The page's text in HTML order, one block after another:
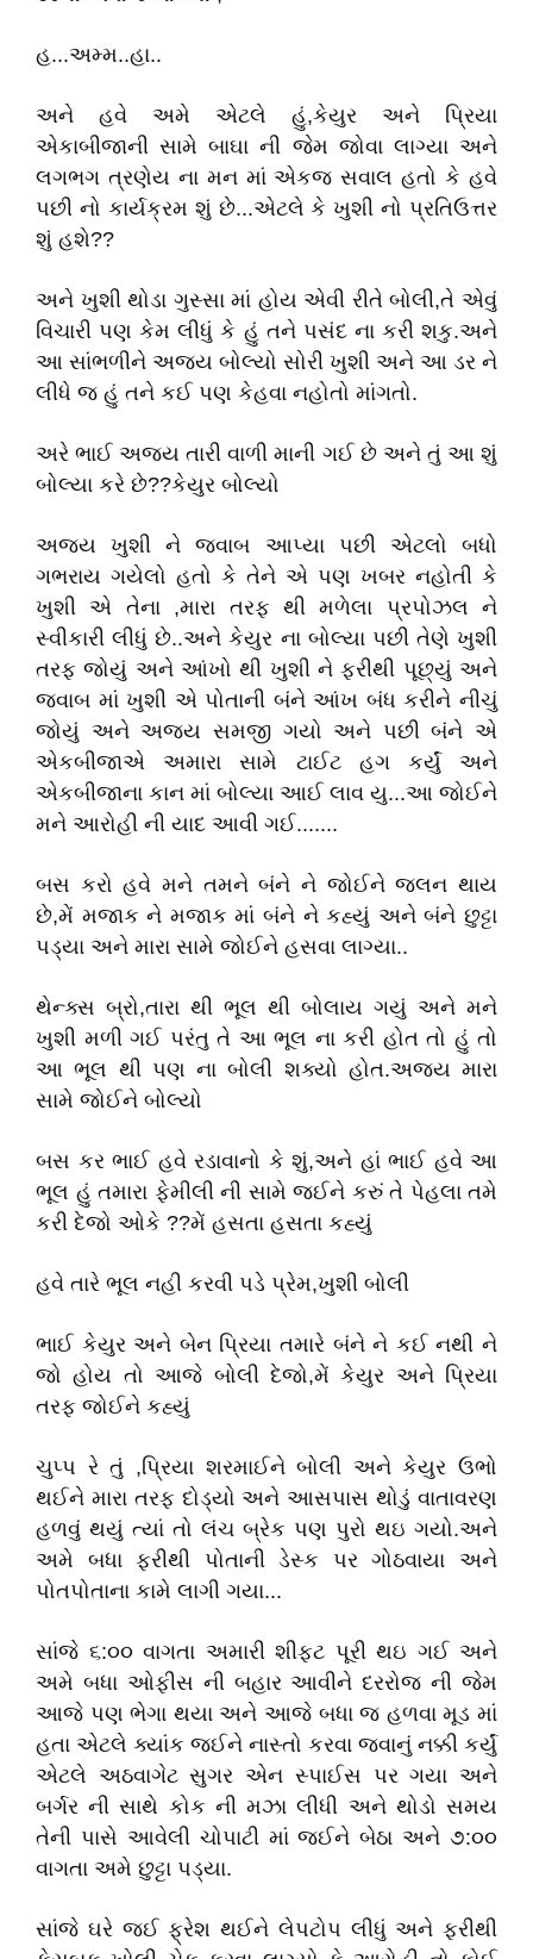
હ...અમ્મ..હા..
અને હવે અમે એટલે હું,કેયુર અને પ્રિયા
એકાબીજાની સામે બાઘા ની જેમ જોવા લાગ્યા અને
લગભગ ત્રણેય ના મન માં એકજ સવાલ હતો કે હવે
પછી નો કાર્યક્રમ શું છે...એટલે કે ખુશી નો પ્રતિઉત્તર
શું હશે??
અને ખુશી થોડા ગુસ્સા માં હોય એવી રીતે બોલી,તે એવું
વિચારી પણ કેમ લીધું કે હું તને પસંદ ના કરી શકુ.અને
આ સાંભળીને અજય બોલ્યો સોરી ખુશી અને આ ડર ને
લીધે જ હું તને કઈ પણ કેહવા નહોતો માંગતો.
અરે ભાઈ અજય તારી વાળી માની ગઈ છે અને તું આ શું
બોલ્યા કરે છે??કેયુર બોલ્યો
અજય ખુશી ને જવાબ આપ્યા પછી એટલો બધો
ગભરાય ગયેલો હતો કે તેને એ પણ ખબર નહોતી કે
ખુશી એ તેના ,મારા તરફ થી મળેલા પ્રપોઝલ ને
સ્વીકારી લીધું છે..અને કેયુર ના બોલ્યા પછી તેણે ખુશી
તરફ જોયું અને આંખો થી ખુશી ને ફરીથી પૂછ્યું અને
જવાબ માં ખુશી એ પોતાની બંને આંખ બંધ કરીને નીચું
જોયું અને અજય સમજી ગયો અને પછી બંને એ
એકબીજાએ અમારા સામે ટાઈટ હગ કર્યું અને
એકબીજાના કાન માં બોલ્યા આઈ લાવ યુ...આ જોઈને
મને આરોહી ની યાદ આવી ગઈ.......
બસ કરો હવે મને તમને બંને ને જોઈને જલન થાય
છે,મેં મજાક ને મજાક માં બંને ને કહ્યું અને બંને છુટ્ટા
પડ્યા અને મારા સામે જોઈને હસવા લાગ્યા..
થેન્ક્સ બ્રો,તારા થી ભૂલ થી બોલાય ગયું અને મને
ખુશી મળી ગઈ પરંતુ તે આ ભૂલ ના કરી હોત તો હું તો
આ ભૂલ થી પણ ના બોલી શક્યો હોત.અજય મારા
સામે જોઈને બોલ્યો
બસ કર ભાઈ હવે રડાવાનો કે શું,અને હાં ભાઈ હવે આ
ભૂલ હું તમારા ફેમીલી ની સામે જઈને કરું તે પેહલા તમે
કરી દેજો ઓકે ??મેં હસતા હસતા કહ્યું
હવે તારે ભૂલ નહી કરવી પડે પ્રેમ,ખુશી બોલી
ભાઈ કેયુર અને બેન પ્રિયા તમારે બંને ને કઈ નથી ને
જો હોય તો આજે બોલી દેજો,મેં કેયુર અને પ્રિયા
તરફ જોઈને કહ્યું
ચુપ્પ રે તું ,પ્રિયા શરમાઈને બોલી અને કેયુર ઉભો
થઈને મારા તરફ દોડ્યો અને આસપાસ થોડું વાતાવરણ
હળવું થયું ત્યાં તો લંચ બ્રેક પણ પુરો થઇ ગયો.અને
અમે બધા ફરીથી પોતાની ડેસ્ક પર ગોઠવાયા અને
પોતપોતાના કામે લાગી ગયા...
સાંજે ૬:૦૦ વાગતા અમારી શીફ્ટ પૂરી થઇ ગઈ અને
અમે બધા ઓફીસ ની બહાર આવીને દરરોજ ની જેમ
આજે પણ ભેગા થયા અને આજે બધા જ હળવા મૂડ માં
હતા એટલે ક્યાંક જઈને નાસ્તો કરવા જવાનું નક્કી કર્યું
એટલે અઠવાગેટ સુગર એન સ્પાઈસ પર ગયા અને
બર્ગર ની સાથે કોક ની મઝા લીધી અને થોડો સમય
તેની પાસે આવેલી ચોપાટી માં જઈને બેઠા અને ૭:૦૦
વાગતા અમે છુટ્ટા પડ્યા.
સાંજે ઘરે જઈ ફ્રેશ થઈને લેપટોપ લીધું અને ફરીથી